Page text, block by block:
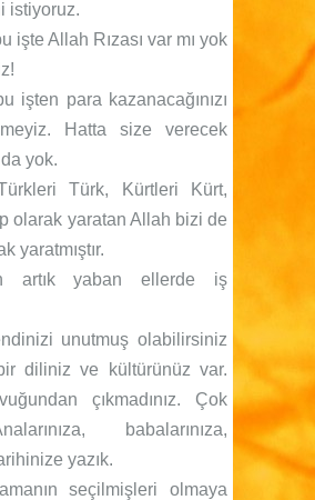
istiyoruz.
işte Allah Rızası var mı yok
işten para kazanacağınızı
Hatta size verecek
yok.
Türk, Kürtleri Kürt,
olarak yaratan Allah bizi de
yaratmıştır.
artık yaban ellerde iş
unutmuş olabilirsiniz
diliniz ve kültürünüz var.
çıkmadınız. Çok
babalarınıza,
yazık.
seçilmişleri olmaya